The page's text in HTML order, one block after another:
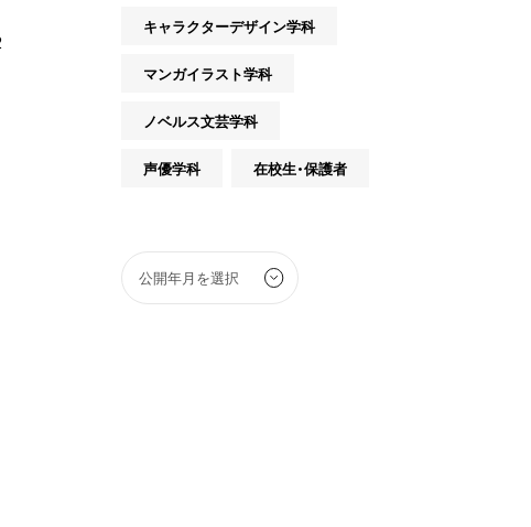
キャラクターデザイン学科
マンガイラスト学科
ノベルス文芸学科
声優学科 在校生・保護者